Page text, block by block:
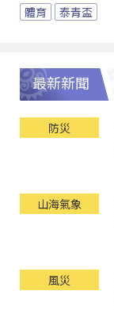
體育 泰青盃
最新新聞
防災
山海氣象
風災